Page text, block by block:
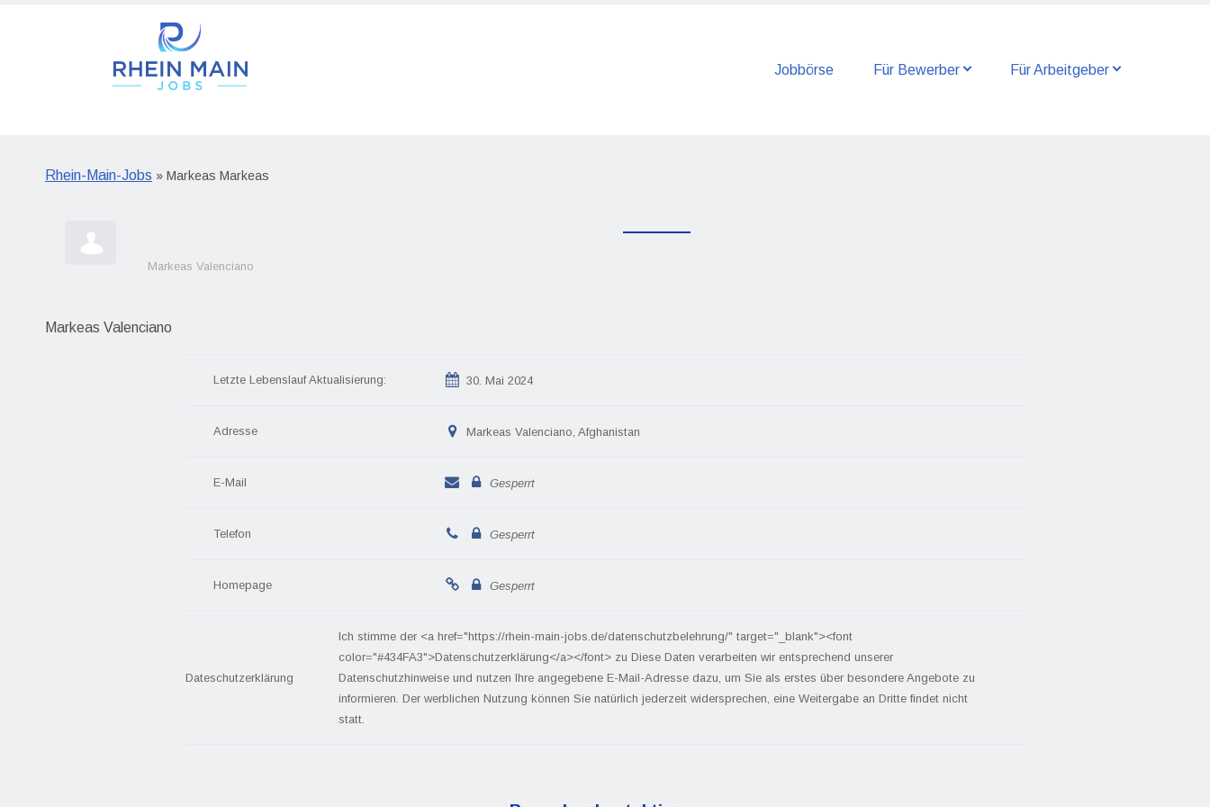
Jobbörse Für Bewerber Für Arbeitgeber
Rhein-Main-Jobs » Markeas Markeas
Markeas Valenciano
Markeas Valenciano
Letzte Lebenslauf Aktualisierung: 30. Mai 2024
Adresse Markeas Valenciano, Afghanistan
E-Mail Gesperrt
Telefon Gesperrt
Homepage Gesperrt
Dateschutzerklärung
Ich stimme der <a href="https://rhein-main-jobs.de/datenschutzbelehrung/" target="_blank"><font
color="#434FA3">Datenschutzerklärung</a></font> zu Diese Daten verarbeiten wir entsprechend unserer
Datenschutzhinweise und nutzen Ihre angegebene E-Mail-Adresse dazu, um Sie als erstes über besondere Angebote zu
informieren. Der werblichen Nutzung können Sie natürlich jederzeit widersprechen, eine Weitergabe an Dritte findet nicht
statt.